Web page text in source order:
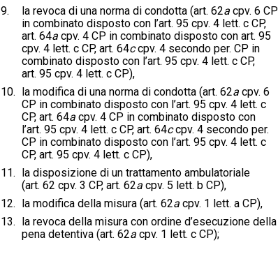
9.
la revoca di una norma di condotta (art. 62acpv. 6 CP
in combinato disposto con l’art. 95 cpv. 4 lett. c CP,
art. 64acpv. 4 CP in combinato disposto con art. 95
cpv. 4 lett. c CP, art. 64ccpv. 4 secondo per. CP in
combinato disposto con l’art. 95 cpv. 4 lett. c CP,
art. 95 cpv. 4 lett. c CP),
10. la modifica di una norma di condotta (art. 62acpv. 6
CP in combinato disposto con l’art. 95 cpv. 4 lett. c
CP, art. 64acpv. 4 CP in combinato disposto con
l’art. 95 cpv. 4 lett. c CP, art. 64ccpv. 4 secondo per.
CP in combinato disposto con l’art. 95 cpv. 4 lett. c
CP, art. 95 cpv. 4 lett. c CP),
11. la disposizione di un trattamento ambulatoriale
(art. 62 cpv. 3 CP, art. 62acpv. 5 lett. b CP),
12. la modifica della misura (art. 62acpv. 1 lett. a CP),
13. la revoca della misura con ordine d’esecuzione della
pena detentiva (art. 62acpv. 1 lett. c CP);